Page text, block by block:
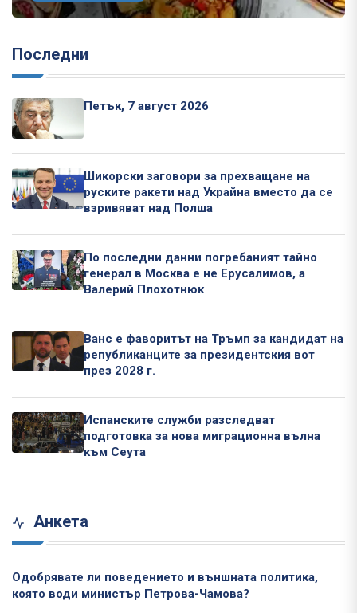
Последни
Петък, 7 август 2026
Шикорски заговори за прехващане на
руските ракети над Украйна вместо да се
взривяват над Полша
По последни данни погребаният тайно
генерал в Москва е не Ерусалимов, а
Валерий Плохотнюк
Ванс е фаворитът на Тръмп за кандидат на
републиканците за президентския вот
през 2028 г.
Испанските служби разследват
подготовка за нова миграционна вълна
към Сеута
Анкета
Одобрявате ли поведението и външната политика,
която води министър Петрова-Чамова?